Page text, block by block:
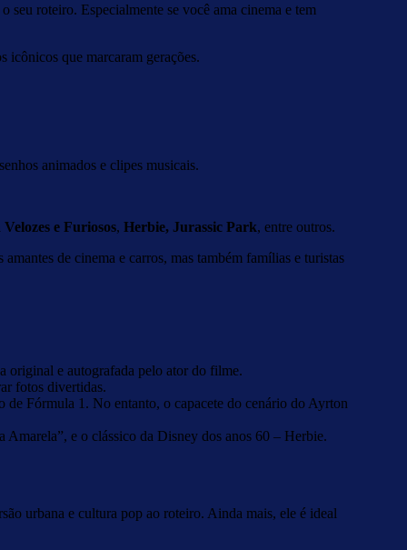
seu roteiro. Especialmente se você ama cinema e tem
icônicos que marcaram gerações.
animados e clipes musicais.
Velozes e Furiosos, Herbie, Jurassic Park, entre outros.
de cinema e carros, mas também famílias e turistas
original e autografada pelo ator do filme.
fotos divertidas.
de Fórmula 1. No entanto, o capacete do cenário do Ayrton
Amarela”, e o clássico da Disney dos anos 60 – Herbie.
urbana e cultura pop ao roteiro. Ainda mais, ele é ideal